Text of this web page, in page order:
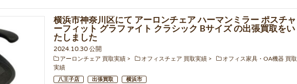
横浜市神奈川区にて アーロンチェア ハーマンミラー ポスチャ
ーフィット グラファイト クラシック Bサイズ の出張買取をい
たしました
2024.10.30 公開
アーロンチェア 買取実績 オフィスチェア 買取実績
オフィス家具・OA機器 買取
実績
八王子店 出張買取 横浜市